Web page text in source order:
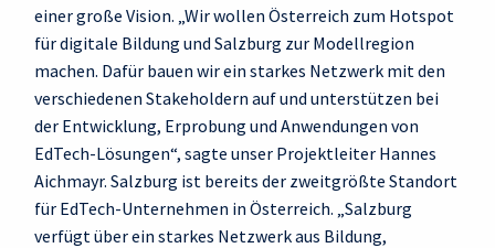
einer große Vision. „Wir wollen Österreich zum Hotspot
für digitale Bildung und Salzburg zur Modellregion
machen. Dafür bauen wir ein starkes Netzwerk mit den
verschiedenen Stakeholdern auf und unterstützen bei
der Entwicklung, Erprobung und Anwendungen von
EdTech-Lösungen“, sagte unser Projektleiter Hannes
Aichmayr. Salzburg ist bereits der zweitgrößte Standort
für EdTech-Unternehmen in Österreich. „Salzburg
verfügt über ein starkes Netzwerk aus Bildung,